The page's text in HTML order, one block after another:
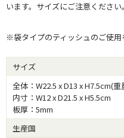
います。サイズにご注意ください。
※袋タイプのティッシュのご使用
サイズ
全体：W22.5 x D13 x H7.5cm(
内寸：W12 x D21.5 x H5.5cm
板厚：5mm
生産国